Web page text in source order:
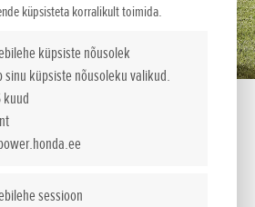
küpsisteta korralikult toimida.
küpsiste nõusolek
sinu küpsiste nõusoleku valikud.
kuud
sessioon